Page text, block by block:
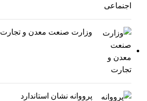
وزارت صنعت معدن و تجارت
پرووانه نشان استاندارد